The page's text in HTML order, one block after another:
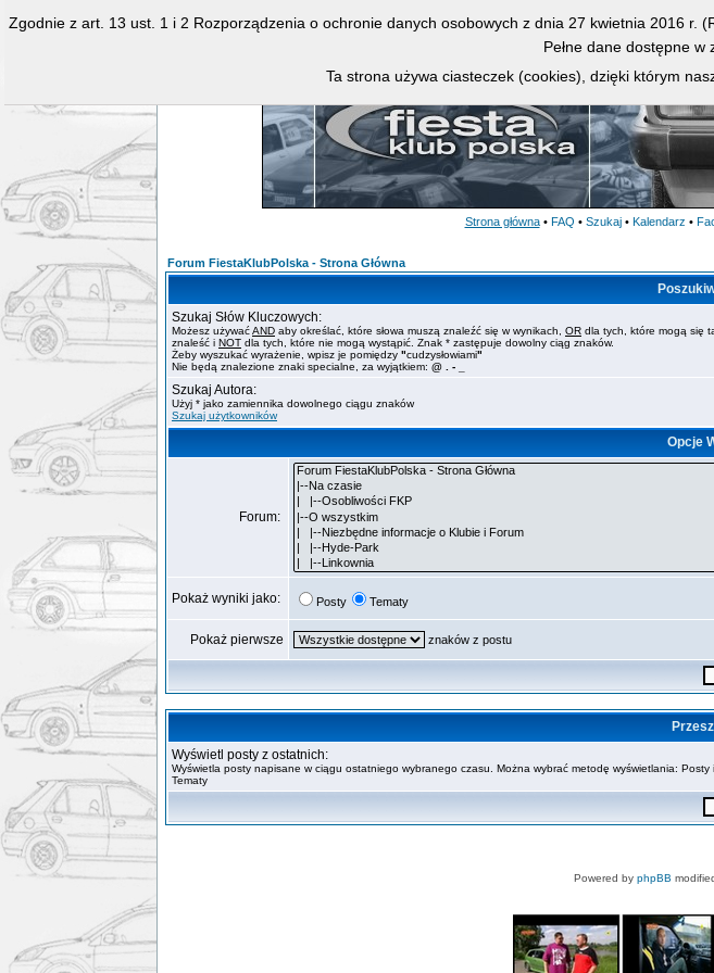
Strona główna • FAQ • Szukaj • Kalendarz •
Forum FiestaKlubPolska - Strona Główna
Szukaj Słów Kluczowych:
Możesz używaćAND aby określać, które słowa muszą znaleźć się w wynikach, OR dla tych, które mogą się
znaleść i NOT dla tych, które nie mogą wystąpić. Znak * zastępuje dowolny ciąg znaków.
Żeby wyszukać wyrażenie, wpisz je pomiędzy "cudzysłowiami"
Nie będą znalezione znaki specialne, za wyjątkiem: @ . - _
Szukaj Autora:
Użyj * jako zamiennika dowolnego ciągu znaków
Szukaj użytkowników
Opcje
Forum:
Pokaż wyniki jako: Posty Tematy
Pokaż pierwsze znaków z postu
Wyświetl posty z ostatnich:
Wyświetla posty napisane w ciągu ostatniego wybranego czasu. Można wybrać metodę wyświetlania: Posty i
Tematy
Powered by phpBB
Zgodnie z art. 13 ust. 1 i 2 Rozporządzenia o ochronie danych osobowych z dnia 27 kwietnia 2016 r.
Pełne dane dostępne w
Ta strona używa ciasteczek (cookies), dzięki którym